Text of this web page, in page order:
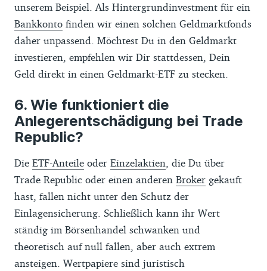
unserem Beispiel. Als Hintergrundinvestment für ein
Bankkonto finden wir einen solchen Geldmarktfonds
daher unpassend. Möchtest Du in den Geldmarkt
investieren, empfehlen wir Dir stattdessen, Dein
Geld direkt in einen Geldmarkt-ETF zu stecken.
Wie funktioniert die
Anlegerentschädigung bei Trade
Republic?
Die ETF-Anteile oder Einzelaktien, die Du über
Trade Republic oder einen anderen Broker gekauft
hast, fallen nicht unter den Schutz der
Einlagensicherung. Schließlich kann ihr Wert
ständig im Börsenhandel schwanken und
theoretisch auf null fallen, aber auch extrem
ansteigen. Wertpapiere sind juristisch